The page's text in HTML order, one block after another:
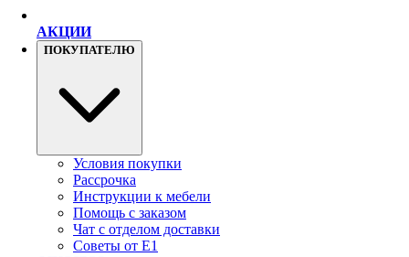
АКЦИИ
ПОКУПАТЕЛЮ
Условия покупки
Рассрочка
Инструкции к мебели
Помощь с заказом
Чат с отделом доставки
Советы от Е1